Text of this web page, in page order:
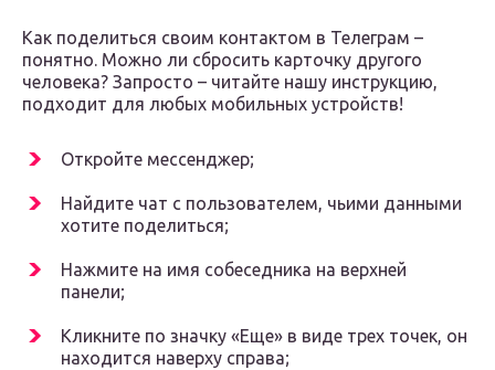
Как поделиться своим контактом в Телеграм –
понятно. Можно ли сбросить карточку другого
человека? Запросто – читайте нашу инструкцию,
подходит для любых мобильных устройств!
Откройте мессенджер;
Найдите чат с пользователем, чьими данными
хотите поделиться;
Нажмите на имя собеседника на верхней
панели;
Кликните по значку «Еще» в виде трех точек, он
находится наверху справа;